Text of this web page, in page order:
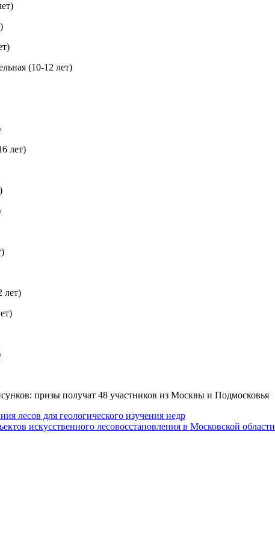
(10-12 лет)
лет)
лет)
лесов для геологического изучения недр
искусственного лесовосстановления в Московской области